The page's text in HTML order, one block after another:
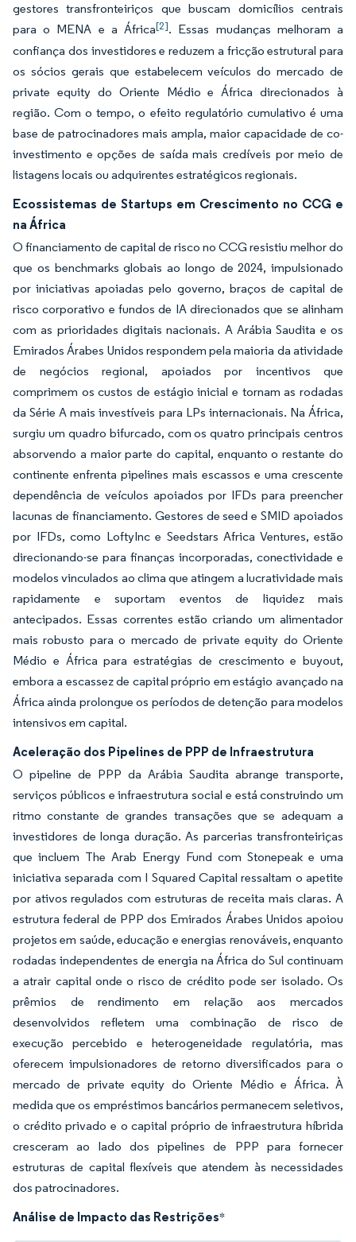
gestores transfronteiriços que buscam domicílios centrais
para o MENA e a África[2]. Essas mudanças melhoram a
confiança dos investidores e reduzem a fricção estrutural para
os sócios gerais que estabelecem veículos do mercado de
private equity do Oriente Médio e África direcionados à
região. Com o tempo, o efeito regulatório cumulativo é uma
base de patrocinadores mais ampla, maior capacidade de co-
investimento e opções de saída mais credíveis por meio de
listagens locais ou adquirentes estratégicos regionais.
Ecossistemas de Startups em Crescimento no CCG e
na África
O financiamento de capital de risco no CCG resistiu melhor do
que os benchmarks globais ao longo de 2024, impulsionado
por iniciativas apoiadas pelo governo, braços de capital de
risco corporativo e fundos de IA direcionados que se alinham
com as prioridades digitais nacionais. A Arábia Saudita e os
Emirados Árabes Unidos respondem pela maioria da atividade
de negócios regional, apoiados por incentivos que
comprimem os custos de estágio inicial e tornam as rodadas
da Série A mais investíveis para LPs internacionais. Na África,
surgiu um quadro bifurcado, com os quatro principais centros
absorvendo a maior parte do capital, enquanto o restante do
continente enfrenta pipelines mais escassos e uma crescente
dependência de veículos apoiados por IFDs para preencher
lacunas de financiamento. Gestores de seed e SMID apoiados
por IFDs, como LoftyInc e Seedstars Africa Ventures, estão
direcionando-se para finanças incorporadas, conectividade e
modelos vinculados ao clima que atingem a lucratividade mais
rapidamente e suportam eventos de liquidez mais
antecipados. Essas correntes estão criando um alimentador
mais robusto para o mercado de private equity do Oriente
Médio e África para estratégias de crescimento e buyout,
embora a escassez de capital próprio em estágio avançado na
África ainda prolongue os períodos de detenção para modelos
intensivos em capital.
Aceleração dos Pipelines de PPP de Infraestrutura
O pipeline de PPP da Arábia Saudita abrange transporte,
serviços públicos e infraestrutura social e está construindo um
ritmo constante de grandes transações que se adequam a
investidores de longa duração. As parcerias transfronteiriças
que incluem The Arab Energy Fund com Stonepeak e uma
iniciativa separada com I Squared Capital ressaltam o apetite
por ativos regulados com estruturas de receita mais claras. A
estrutura federal de PPP dos Emirados Árabes Unidos apoiou
projetos em saúde, educação e energias renováveis, enquanto
rodadas independentes de energia na África do Sul continuam
a atrair capital onde o risco de crédito pode ser isolado. Os
prêmios de rendimento em relação aos mercados
desenvolvidos refletem uma combinação de risco de
execução percebido e heterogeneidade regulatória, mas
oferecem impulsionadores de retorno diversificados para o
mercado de private equity do Oriente Médio e África. À
medida que os empréstimos bancários permanecem seletivos,
o crédito privado e o capital próprio de infraestrutura híbrida
cresceram ao lado dos pipelines de PPP para fornecer
estruturas de capital flexíveis que atendem às necessidades
dos patrocinadores.
Análise de Impacto das Restrições*